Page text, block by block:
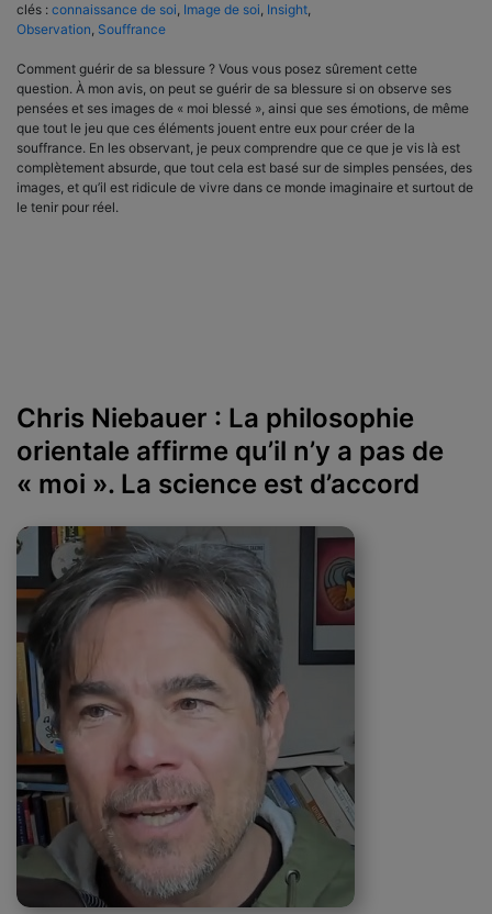
clés : connaissance de soi, Image de soi, Insight,
Observation, Souffrance
Comment guérir de sa blessure ? Vous vous posez sûrement cette
question. À mon avis, on peut se guérir de sa blessure si on observe ses
pensées et ses images de « moi blessé », ainsi que ses émotions, de même
que tout le jeu que ces éléments jouent entre eux pour créer de la
souffrance. En les observant, je peux comprendre que ce que je vis là est
complètement absurde, que tout cela est basé sur de simples pensées, des
images, et qu’il est ridicule de vivre dans ce monde imaginaire et surtout de
le tenir pour réel.
Chris Niebauer : La philosophie
orientale affirme qu’il n’y a pas de
« moi ». La science est d’accord